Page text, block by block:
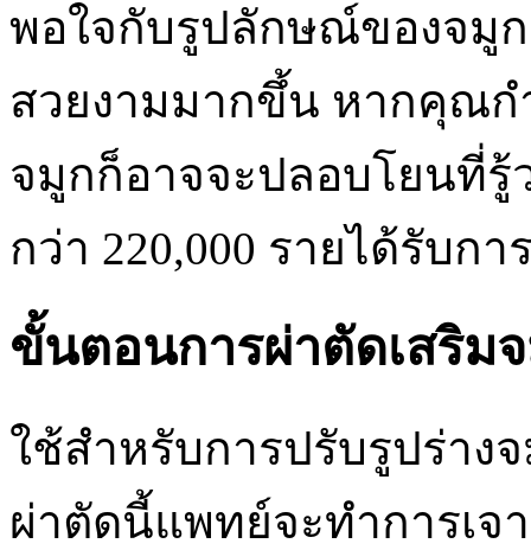
พอใจกับรูปลักษณ์ของจมู
สวยงามมากขึ้น หากคุณก
จมูกก็อาจจะปลอบโยนที่
กว่า 220,000 รายได้รับก
ขั้นตอนการผ่าตัดเสริม
ใช้สำหรับการปรับรูปร่าง
ผ่าตัดนี้แพทย์จะทำการเ